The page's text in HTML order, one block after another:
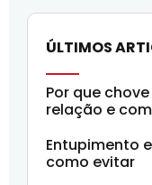
ÚLTIMOS
Por que
relação e
Entupimento
como evitar